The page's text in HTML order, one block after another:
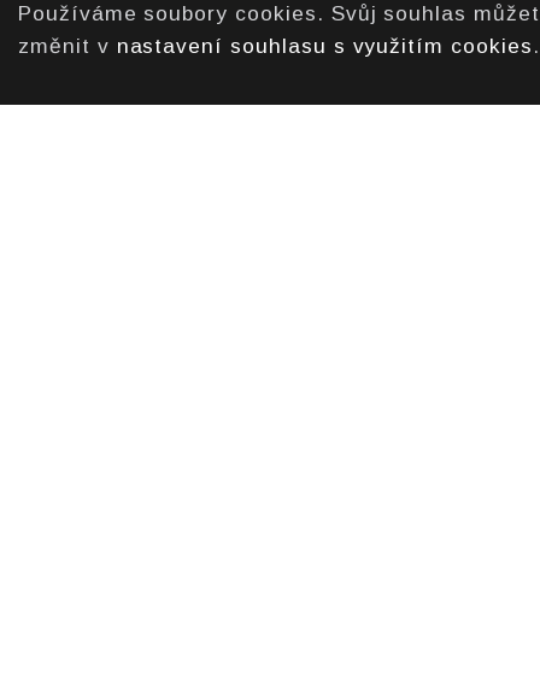
Používáme soubory cookies. Svůj souhlas
změnit v nastavení souhlasu s využitím cookies .